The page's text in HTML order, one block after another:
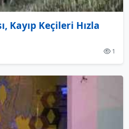
Kayıp Keçileri Hızla
1